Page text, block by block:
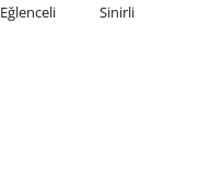
Eğlenceli Sinirli